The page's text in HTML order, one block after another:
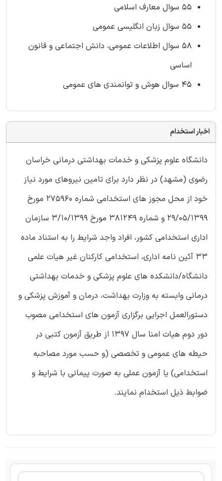
55 سوال معارف اسلامی
55 سوال زبان انگلیسی عمومی
58 سوال اطلاعات عمومی، دانش اجتماعی و قانون
اساسی
45 سوال هوش و توانمندی های عمومی
اخبار استخدام
دانشگاه علوم پزشکی و خدمات بهداشتی درمانی خراسان
رضوی (مشهد) در نظر دارد برای تامین نیروهای مورد نیاز
خود از محل مجوز های استخدامی شماره 275960 مورخ
29/05/1399 و شماره 381249 مورخ 3/10/1399 سازمان
اداری استخدامی كشور، افراد واجد شرایط را به استناد ماده
33 آئین نامه اداری، استخدامی كاركنان غیر هیات علمی
دانشگاه/دانشکده های علوم پزشکی و خدمات بهداشتی
درمانی وابسته به وزارت بهداشت، درمان و آموزش پزشکی و
دستورالعمل اجرایی برگزاری آزمون های استخدامی مصوب
دور دوم هیات امنا سال 1397 از طریق آزمون كتبی در
حیطه های عمومی و تخصصی (و حسب مورد مصاحبه
استخدامی) یا آزمون عملی به صورت پیمانی با شرایط و
ضوابط ذیل استخدام نمایند.